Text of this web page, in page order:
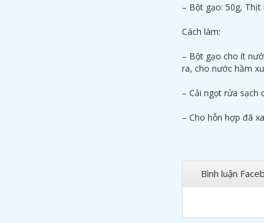
– Bột gạo: 50g, Thịt
Cách làm:
– Bột gạo cho ít
ra, cho nước hầm
– Cải ngọt rửa sạch
– Cho hỗn hợp đã
Bình luận